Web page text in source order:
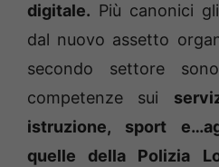
digitale. Più canonici
dal nuovo assetto
secondo settore
competenze sui
istruzione, sport
quelle della Polizia